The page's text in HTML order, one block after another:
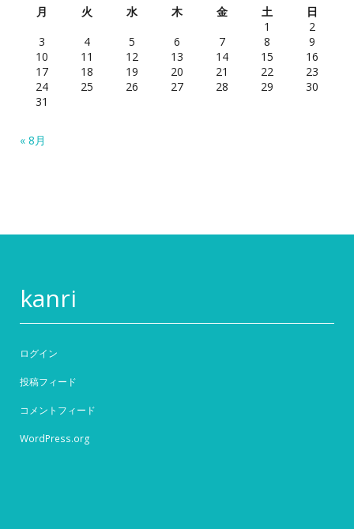
月
火 水 木 金 土
日
1
2
3
4 5 6 7 8
9
10
11 12 13 14 15
16
17
18 19 20 21 22
23
24
25 26 27 28 29
30
31
« 8月
kanri
ログイン
投稿フィード
コメントフィード
WordPress.org